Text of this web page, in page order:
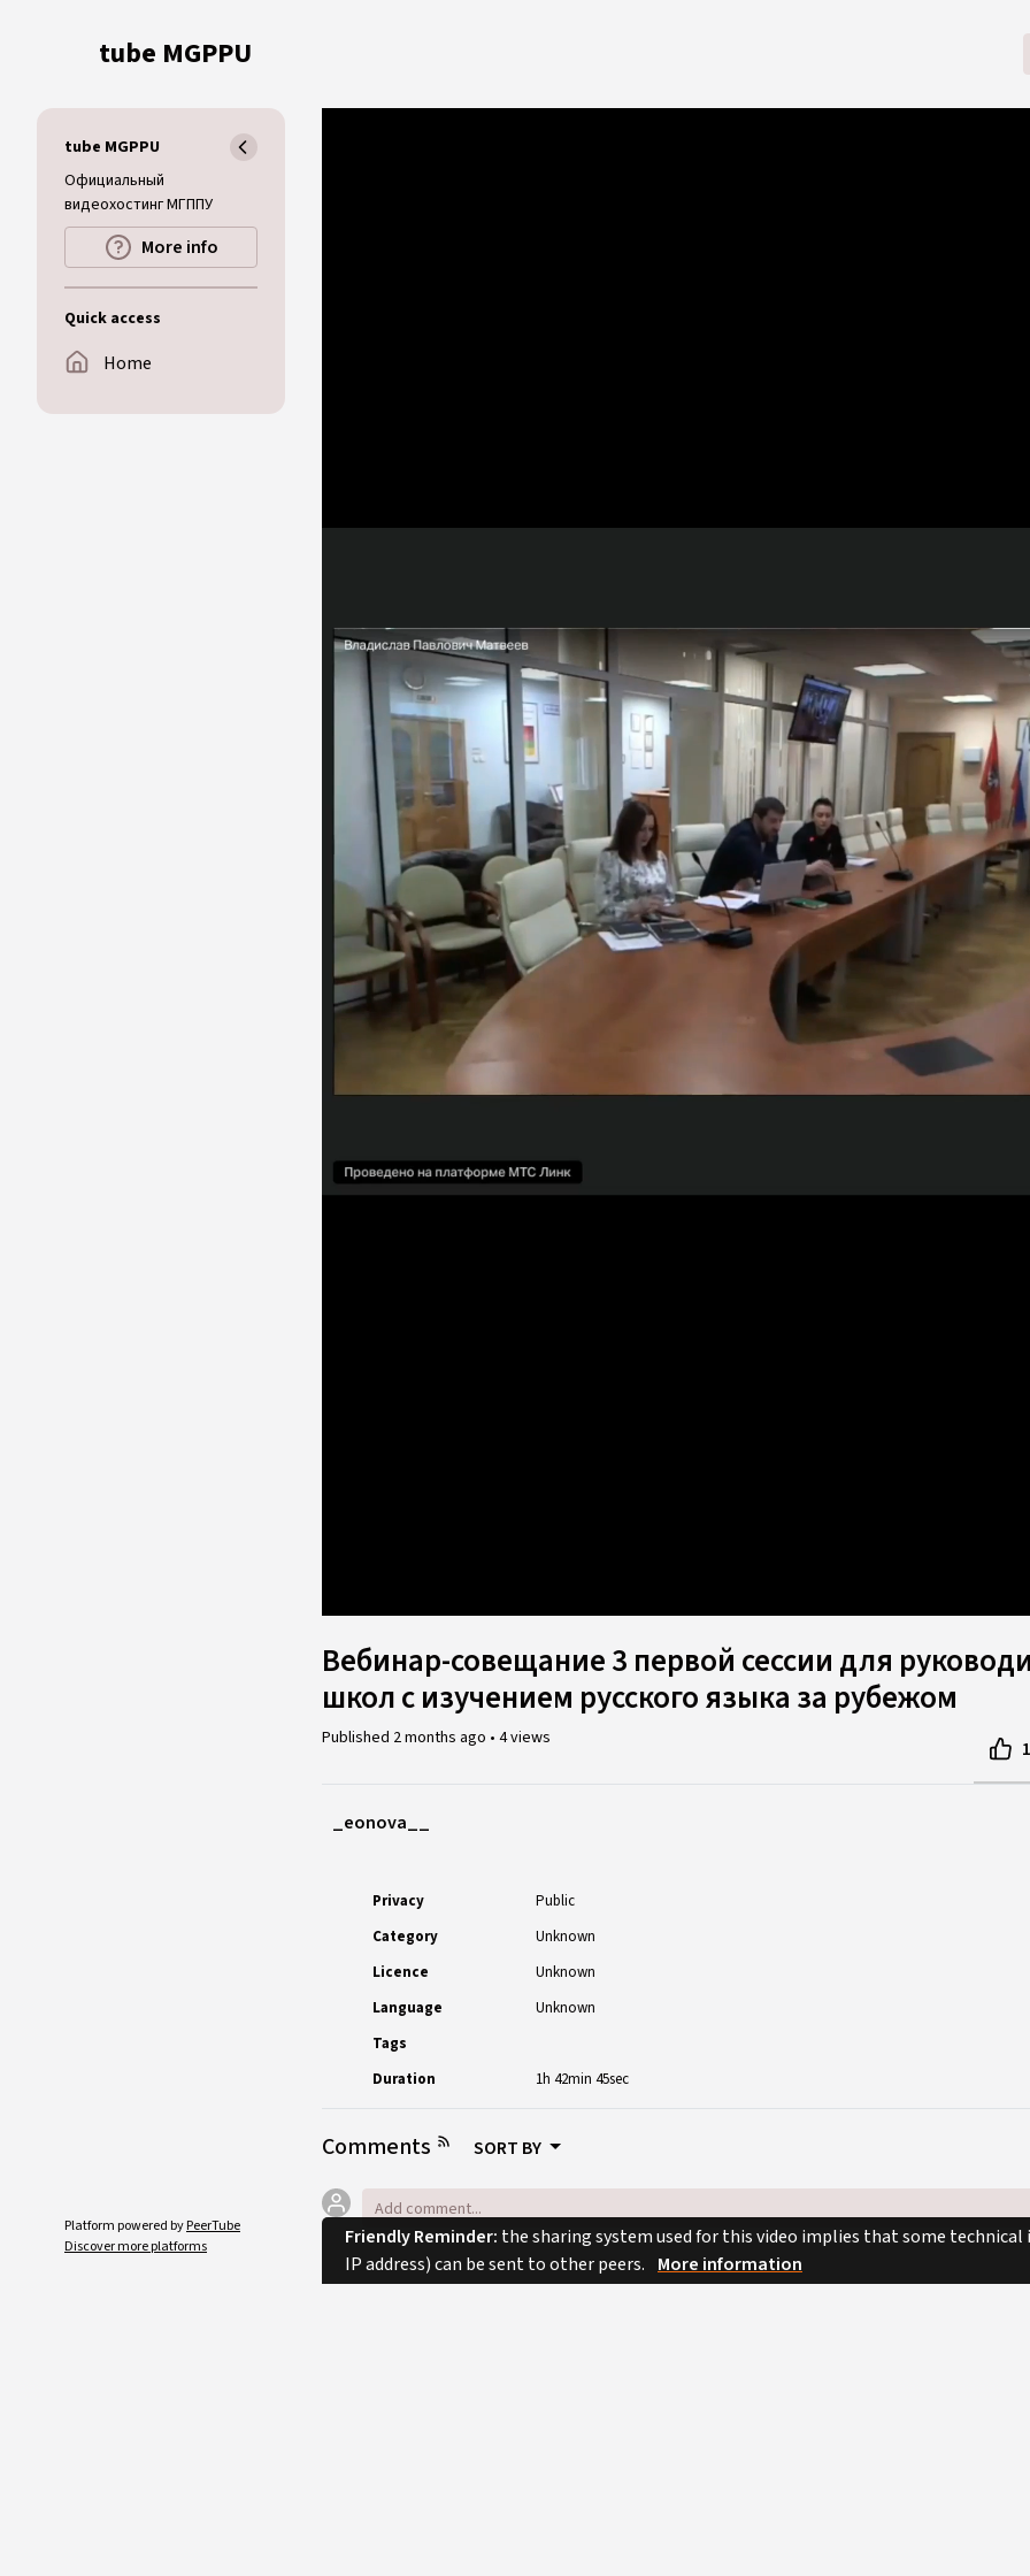
tube MGPPU
tube MGPPU
Официальный
видеохостинг МГППУ
More info
Quick access
Home
Platform powered byPeerTube
Discover more platforms
Вебинар-совещание 3 первой сессии для
школ с изучением русского языка за рубежом
Published 2 months ago • 4 views 1
_eonova__
Privacy
Public
Category
Unknown
Licence
Unknown
Language
Unknown
Tags
Duration
1h 42min 45sec
Comments SORT BY
Friendly Reminder: the sharing system used for this video implies that some
IP address) can be sent to other peers. More information